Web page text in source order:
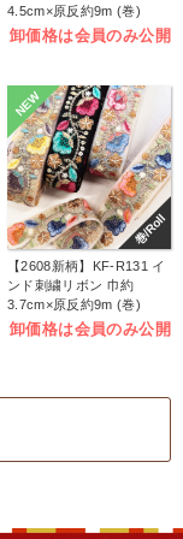
4.5cm×原反約9m (巻)
卸価格は会員のみ公開
NEW
巻/Roll
【2608新柄】KF-R131 イ
ンド刺繍リボン 巾約
3.7cm×原反約9m (巻)
卸価格は会員のみ公開